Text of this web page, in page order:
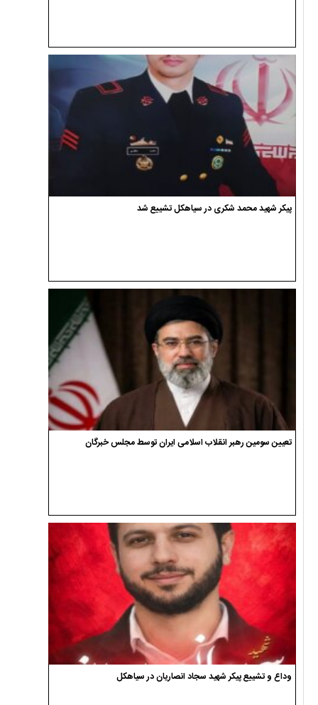
پیکر شهید محمد شکری در سیاهکل تشییع شد
تعیین سومین رهبر انقلاب اسلامی ایران توسط مجلس خبرگان
وداع و تشییع پیکر شهید سجاد انصاریان در سیاهکل